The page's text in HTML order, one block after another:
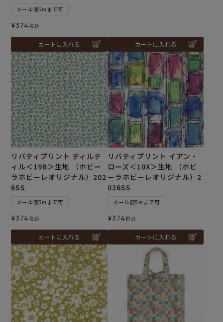
メール便5mまで可
¥374税込
カートに入れる カートに入れる
リバティプリント ティルテ
ィル＜19B＞生地 （ホビー
ラホビーレオリジナル）202
6SS
メール便5mまで可
¥374税込
カートに入れる
リバティプリント イアン・
ローズ＜10X＞生地 （ホビ
ーラホビーレオリジナル）2
026SS
メール便5mまで可
¥374税込
カートに入れる